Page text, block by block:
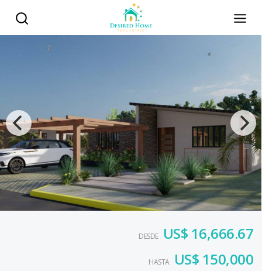
DESDE US$ 16,666.67
HASTA US$ 150,000